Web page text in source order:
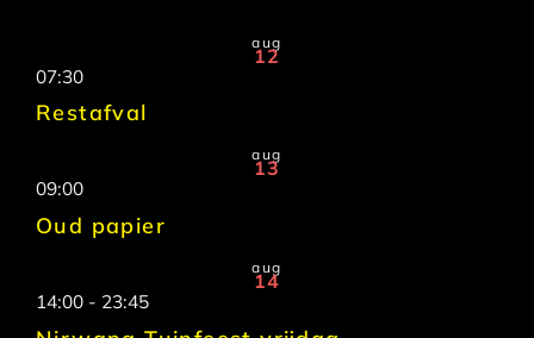
aug
12
07:30
Restafval
aug
13
09:00
Oud papier
aug
14
14:00 - 23:45